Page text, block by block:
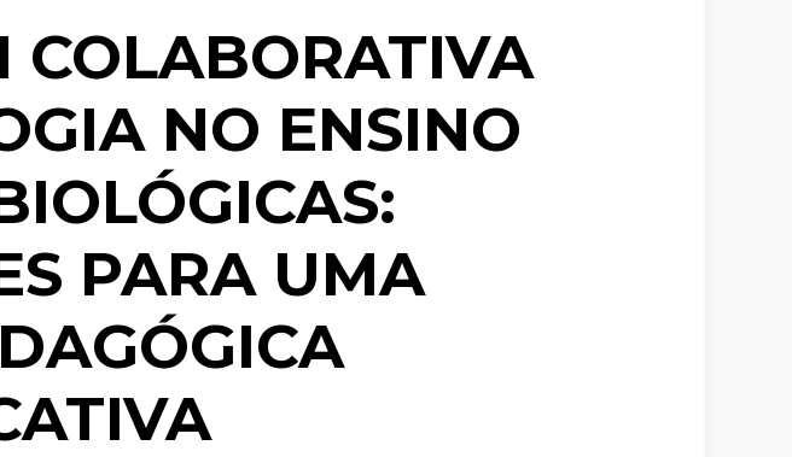
COLABORATIVA
NO ENSINO
PARA UMA